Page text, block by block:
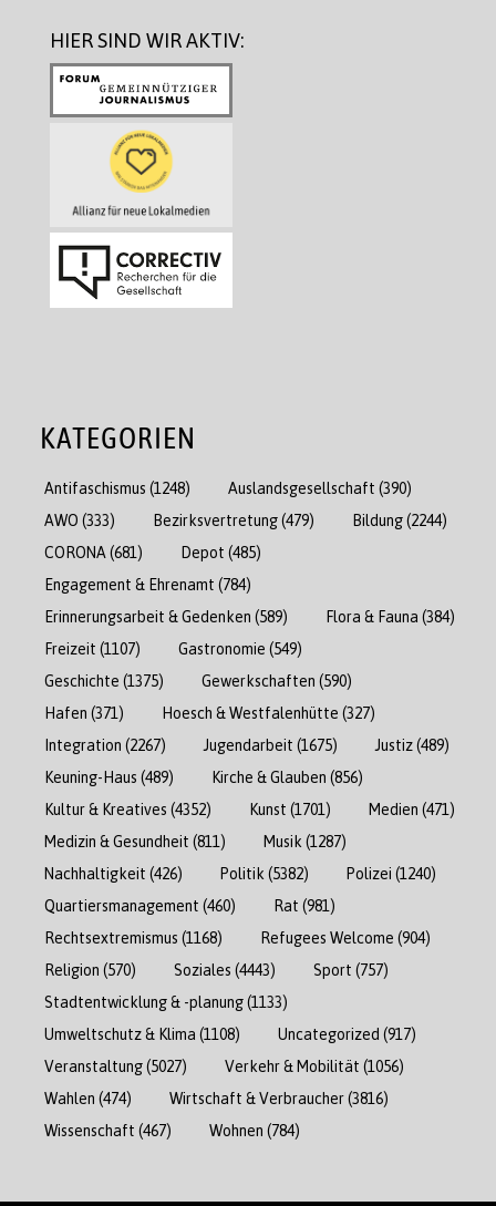
HIER SIND WIR AKTIV:
KATEGORIEN
Antifaschismus (1248) Auslandsgesellschaft (390)
AWO (333) Bezirksvertretung(479) Bildung(2244)
CORONA (681) Depot (485)
Engagement & Ehrenamt (784)
Erinnerungsarbeit & Gedenken (589) Flora & Fauna (384)
Freizeit (1107) Gastronomie (549)
Geschichte (1375) Gewerkschaften (590)
Hafen (371) Hoesch & Westfalenhütte (327)
Integration (2267) Jugendarbeit (1675) Justiz(489)
Keuning-Haus (489) Kirche & Glauben (856)
Kultur & Kreatives (4352) Kunst (1701) Medien (471)
Medizin & Gesundheit (811) Musik (1287)
Nachhaltigkeit (426) Politik (5382) Polizei (1240)
Quartiersmanagement (460) Rat (981)
Rechtsextremismus (1168) Refugees Welcome (904)
Religion (570) Soziales (4443) Sport (757)
Stadtentwicklung & -planung(1133)
Umweltschutz & Klima (1108) Uncategorized (917)
Veranstaltung(5027) Verkehr & Mobilität (1056)
Wahlen (474) Wirtschaft & Verbraucher(3816)
Wissenschaft (467) Wohnen (784)